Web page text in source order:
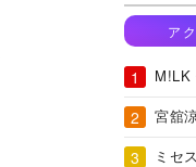
ア
M!LK
宮舘
ミセ